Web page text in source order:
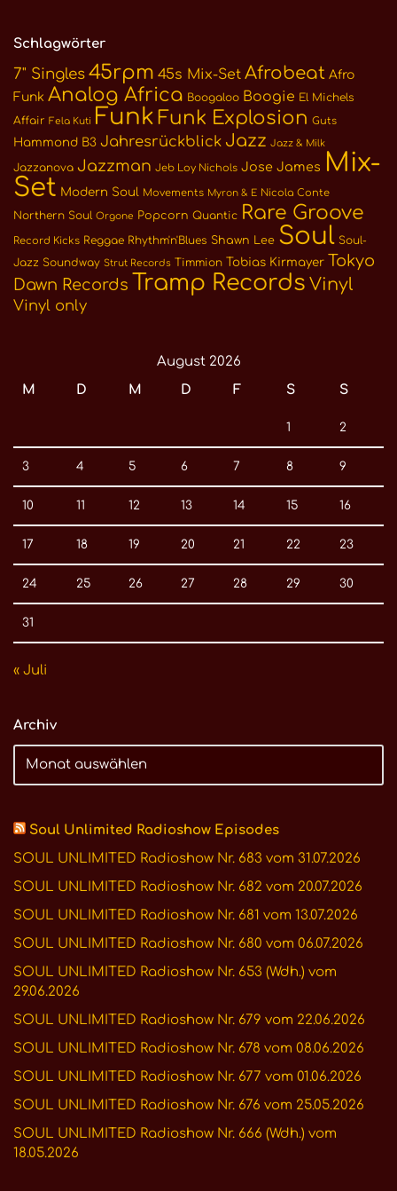
Schlagwörter
7" Singles 45rpm 45s Mix-Set Afrobeat Afro
Funk Analog Africa Boogaloo Boogie El Michels
Affair Fela Kuti Funk Funk Explosion Guts
Hammond B3 Jahresrückblick Jazz Jazz & Milk
Jazzanova Jazzman Jeb Loy Nichols Jose James
Mix-
Set Modern Soul Movements Myron & E Nicola Conte
Northern Soul Orgone Popcorn Quantic Rare Groove
Record Kicks Reggae Rhythm'n'Blues Shawn Lee Soul Soul-
Jazz Soundway Strut Records Timmion Tobias Kirmayer Tokyo
Dawn Records Tramp Records Vinyl
Vinyl only
August 2026
M
D M D F S S
1 2
3 4 5 6 7 8 9
10 11 12 13 14 15 16
17 18 19 20 21 22 23
24 25 26 27 28 29 30
31
« Juli
Archiv
Soul Unlimited Radioshow Episodes
SOUL UNLIMITED Radioshow Nr. 683 vom 31.07.2026
SOUL UNLIMITED Radioshow Nr. 682 vom 20.07.2026
SOUL UNLIMITED Radioshow Nr. 681 vom 13.07.2026
SOUL UNLIMITED Radioshow Nr. 680 vom 06.07.2026
SOUL UNLIMITED Radioshow Nr. 653 (Wdh.) vom
29.06.2026
SOUL UNLIMITED Radioshow Nr. 679 vom 22.06.2026
SOUL UNLIMITED Radioshow Nr. 678 vom 08.06.2026
SOUL UNLIMITED Radioshow Nr. 677 vom 01.06.2026
SOUL UNLIMITED Radioshow Nr. 676 vom 25.05.2026
SOUL UNLIMITED Radioshow Nr. 666 (Wdh.) vom
18.05.2026